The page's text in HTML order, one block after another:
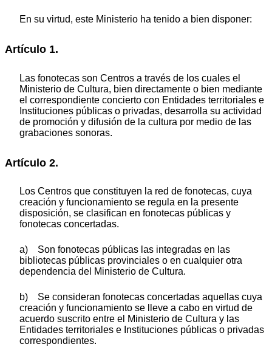
En su virtud, este Ministerio ha tenido a bien disponer:
Artículo 1.
Las fonotecas son Centros a través de los cuales el
Ministerio de Cultura, bien directamente o bien mediante
el correspondiente concierto con Entidades territoriales e
Instituciones públicas o privadas, desarrolla su actividad
de promoción y difusión de la cultura por medio de las
grabaciones sonoras.
Artículo 2.
Los Centros que constituyen la red de fonotecas, cuya
creación y funcionamiento se regula en la presente
disposición, se clasifican en fonotecas públicas y
fonotecas concertadas.
a) Son fonotecas públicas las integradas en las
bibliotecas públicas provinciales o en cualquier otra
dependencia del Ministerio de Cultura.
b) Se consideran fonotecas concertadas aquellas cuya
creación y funcionamiento se lleve a cabo en virtud de
acuerdo suscrito entre el Ministerio de Cultura y las
Entidades territoriales e Instituciones públicas o privadas
correspondientes.